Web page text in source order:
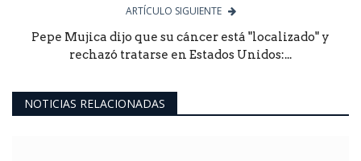
ARTÍCULO SIGUIENTE
Pepe Mujica dijo que su cáncer está "localizado" y
rechazó tratarse en Estados Unidos:...
NOTICIAS RELACIONADAS